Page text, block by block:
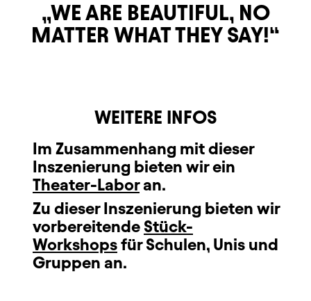
WE ARE BEAUTIFUL, NO
MATTER WHAT THEY SAY!
WEITERE INFOS
Im Zusammenhang mit dieser
Inszenierung bieten wir ein
Theater-Laboran.
Zu dieser Inszenierung bieten wir
vorbereitende Stück-
Workshopsfür Schulen, Unis und
Gruppen an.